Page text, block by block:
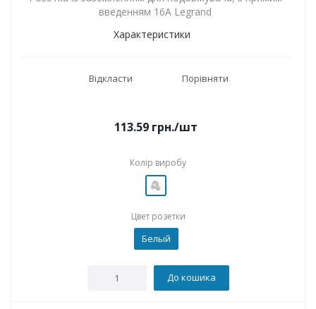
введенням 16А Legrand
Характеристики
Відкласти Порівняти
113.59грн./шт
Колір виробу
Цвет розетки
Белый
До кошика